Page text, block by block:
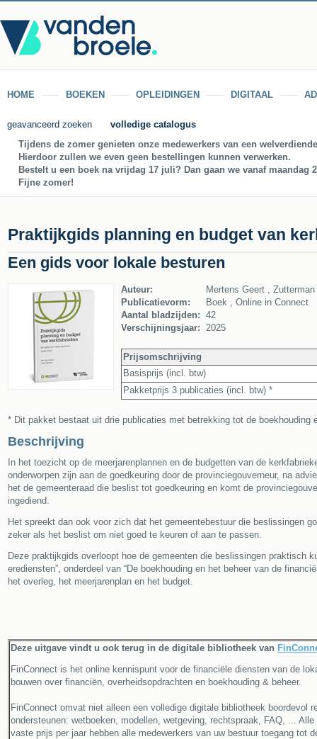
HOME BOEKEN OPLEIDINGEN DIGITAAL
geavanceerd zoeken
volledige catalogus
Tijdens de zomer genieten onze medewerkers van een
Hierdoor zullen we even geen bestellingen kunnen verwerken.
Bestelt u een boek na vrijdag 17 juli? Dan gaan we vanaf
Fijne zomer!
Praktijkgids planning en budget van
Een gids voor lokale besturen
Auteur:
Mertens Geert ,
Publicatievorm:
Boek , Online in Connect
Aantal bladzijden: 42
Verschijningsjaar: 2025
Prijsomschrijving
Basisprijs (incl. btw)
Pakketprijs 3 publicaties (incl. btw) *
* Dit pakket bestaat uit drie publicaties met betrekking tot de boekhouding
Beschrijving
In het toezicht op de meerjarenplannen en de budgetten van de
onderworpen zijn aan de goedkeuring door de provinciegouverneur, na
het de gemeenteraad die beslist tot goedkeuring en komt de
ingediend.
Het spreekt dan ook voor zich dat het gemeentebestuur die beslissingen
zeker als het beslist om niet goed te keuren of aan te passen.
Deze praktijkgids overloopt hoe de gemeenten die beslissingen praktisch
erediensten”, onderdeel van “De boekhouding en het beheer van de
het overleg, het meerjarenplan en het budget.
Deze uitgave vindt u ook terug in de digitale bibliotheek van
FinConnect is het online kennispunt voor de financiële diensten van de
bouwen over financiën, overheidsopdrachten en boekhouding & beheer.
FinConnect omvat niet alleen een volledige digitale bibliotheek
ondersteunen: wetboeken, modellen, wetgeving, rechtspraak, FAQ, ...
vaste prijs per jaar hebben alle medewerkers van uw bestuur toegang tot